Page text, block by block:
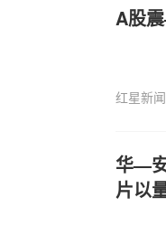
A股
红星新闻
华—
片以